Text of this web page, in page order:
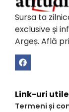
Sursa ta
exclusive și
Argeș. Află
Link-uri utile
Termeni și